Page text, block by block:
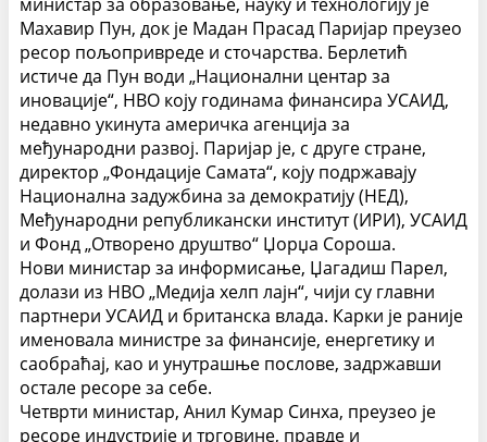
Махавир Пун, док је Мадан Прасад Паријар преузео
ресор пољопривреде и сточарства. Берлетић
истиче да Пун води „Национални центар за
иновације“, НВО коју годинама финансира УСАИД,
недавно укинута америчка агенција за
међународни развој. Паријар је, с друге стране,
директор „Фондације Самата“, коју подржавају
Национална задужбина за демократију (НЕД),
Међународни републикански институт (ИРИ), УСАИД
и Фонд „Отворено друштво“ Џорџа Сороша.
Нови министар за информисање, Џагадиш Парел,
долази из НВО „Медија хелп лајн“, чији су главни
партнери УСАИД и британска влада. Карки је раније
именовала министре за финансије, енергетику и
саобраћај, као и унутрашње послове, задржавши
остале ресоре за себе.
Четврти министар, Анил Кумар Синха, преузео је
ресоре индустрије и трговине, правде и